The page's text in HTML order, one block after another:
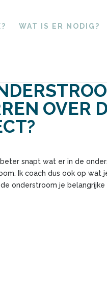
WAT IS ER NODIG?
OVER
snapt wat er in de
Ik coach dus ook op wat
onderstroom je